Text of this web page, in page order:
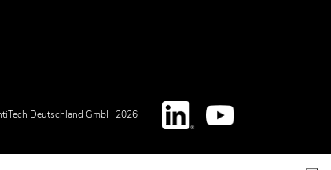
Deutschland GmbH 2026